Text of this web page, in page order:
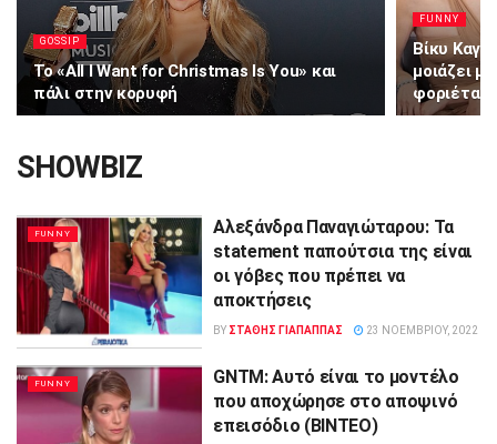
GOSSIP
Το «All I Want for Christmas Is You» και
πάλι στην κορυφή
FUNNY
Βίκυ
μοιάζει
φοριέται
SHOWBIZ
FUNNY
Αλεξάνδρα Παναγιώταρου: Τα
statement παπούτσια της είναι
οι γόβες που πρέπει να
αποκτήσεις
BY ΣΤΑΘΗΣ ΓΊΑΠΑΠΠΑΣ 23 ΝΟΕΜΒΡΊΟΥ, 2022
FUNNY
GNTM: Αυτό είναι το μοντέλο
που αποχώρησε στο αποψινό
επεισόδιο (ΒΙΝΤΕΟ)